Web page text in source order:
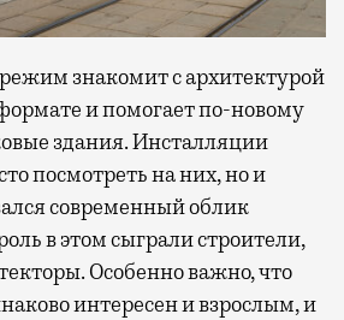
знакомит с архитектурой
и помогает по-новому
здания. Инсталляции
посмотреть на них, но и
современный облик
в этом сыграли строители,
Особенно важно, что
интересен и взрослым, и